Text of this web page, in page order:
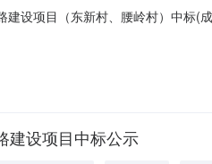
建设项目（东新村、腰岭村）中标
价：1737605.36（元）99.332.废
建设项目中标公示